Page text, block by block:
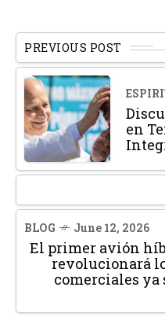
PREVIOUS POST
en
BLOG June 12, 2026
El primer avión
revolucionará
comerciales ya